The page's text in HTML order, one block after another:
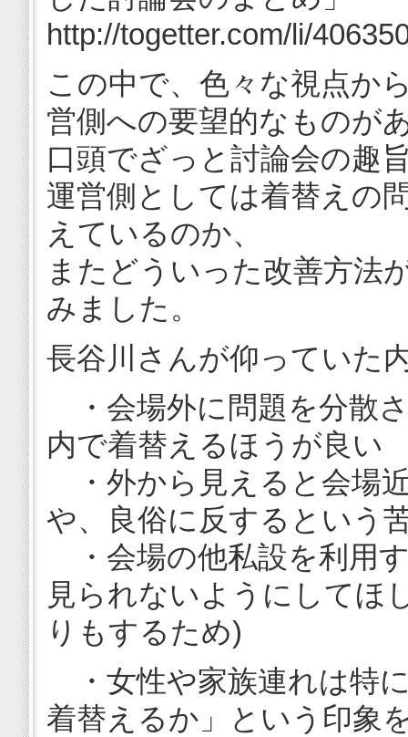
http://togetter.com/li/
この中で、色々な視点か
営側への要望的なものが
口頭でざっと討論会の趣
運営側としては着替えの
えているのか、
またどういった改善方法
みました。
長谷川さんが仰っていた
・会場外に問題を分散
内で着替えるほうが良い
・外から見えると会場
や、良俗に反するという
・会場の他私設を利用
見られないようにしてほ
りもするため)
・女性や家族連れは特
着替えるか」という印象